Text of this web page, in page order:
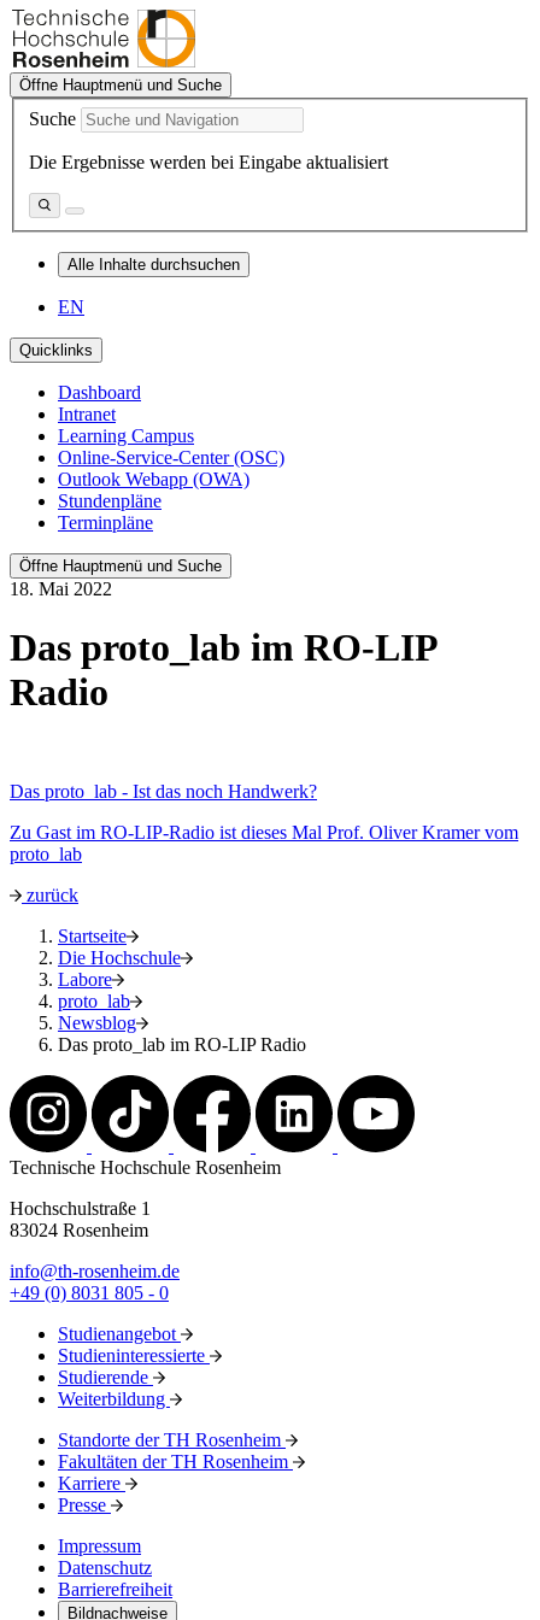
Öffne Hauptmenü und Suche
Suche
Die Ergebnisse werden bei Eingabe aktualisiert
Alle Inhalte durchsuchen
EN
Quicklinks
Dashboard
Intranet
Learning Campus
Online-Service-Center (OSC)
Outlook Webapp (OWA)
Stundenpläne
Terminpläne
Öffne Hauptmenü und Suche
18. Mai 2022
Das proto_lab im RO-LIP
Radio
Das proto_lab - Ist das noch Handwerk?
Zu Gast im RO-LIP-Radio ist dieses Mal Prof. Oliver Kramer vom
proto_lab
zurück
Startseite
Die Hochschule
Labore
proto_lab
Newsblog
Das proto_lab im RO-LIP Radio
Technische Hochschule Rosenheim
Hochschulstraße 1
83024 Rosenheim
info@th-rosenheim.de
+49 (0) 8031 805 - 0
Studienangebot
Studieninteressierte
Studierende
Weiterbildung
Standorte der TH Rosenheim
Fakultäten der TH Rosenheim
Karriere
Presse
Impressum
Datenschutz
Barrierefreiheit
Bildnachweise